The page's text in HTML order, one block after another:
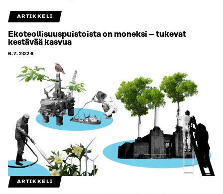
ARTIKKELI
Ekoteollisuuspuistoista on moneksi – tukevat
kestävää kasvua
6.7.2026
ARTIKKELI